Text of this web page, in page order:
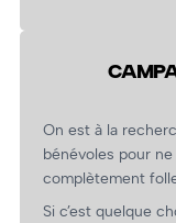
On est à la
bénévoles pour
complètement
Si c’est quelque